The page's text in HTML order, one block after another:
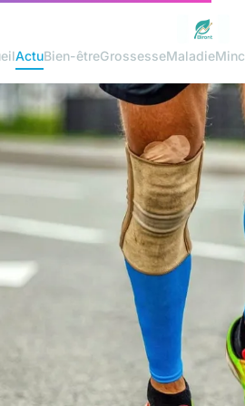
ActuBien-êtreGrossesseMaladie